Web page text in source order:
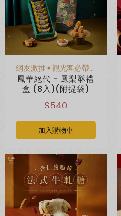
網友激推✦觀光客必帶伴手禮
鳳華絕代 - 鳳梨酥禮
盒 (8入)(附提袋)
$540
加入購物車